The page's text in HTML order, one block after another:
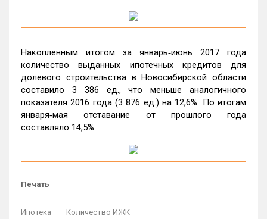
Накопленным итогом за январь‑июнь 2017 года
количество выданных ипотечных кредитов для
долевого строительства в Новосибирской области
составило 3 386 ед., что меньше аналогичного
показателя 2016 года (3 876 ед.) на 12,6%. По итогам
января‑мая отставание от прошлого года
составляло 14,5%.
Печать
Ипотека Количество ИЖК